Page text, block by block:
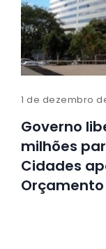
1 de dezembro
Governo
milhões
Cidades
Orçamento